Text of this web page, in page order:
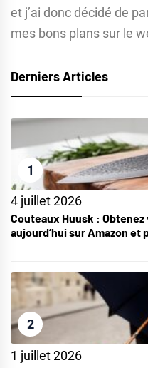
et j’ai donc décidé de
mes bons plans sur le
Derniers Articles
1
4 juillet 2026
Couteaux Huusk :
aujourd’hui sur Amazon et
2
1 juillet 2026